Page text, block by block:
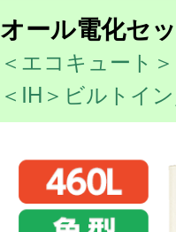
オール電化セ
＜エコキュート
＜IH＞ビルトイ